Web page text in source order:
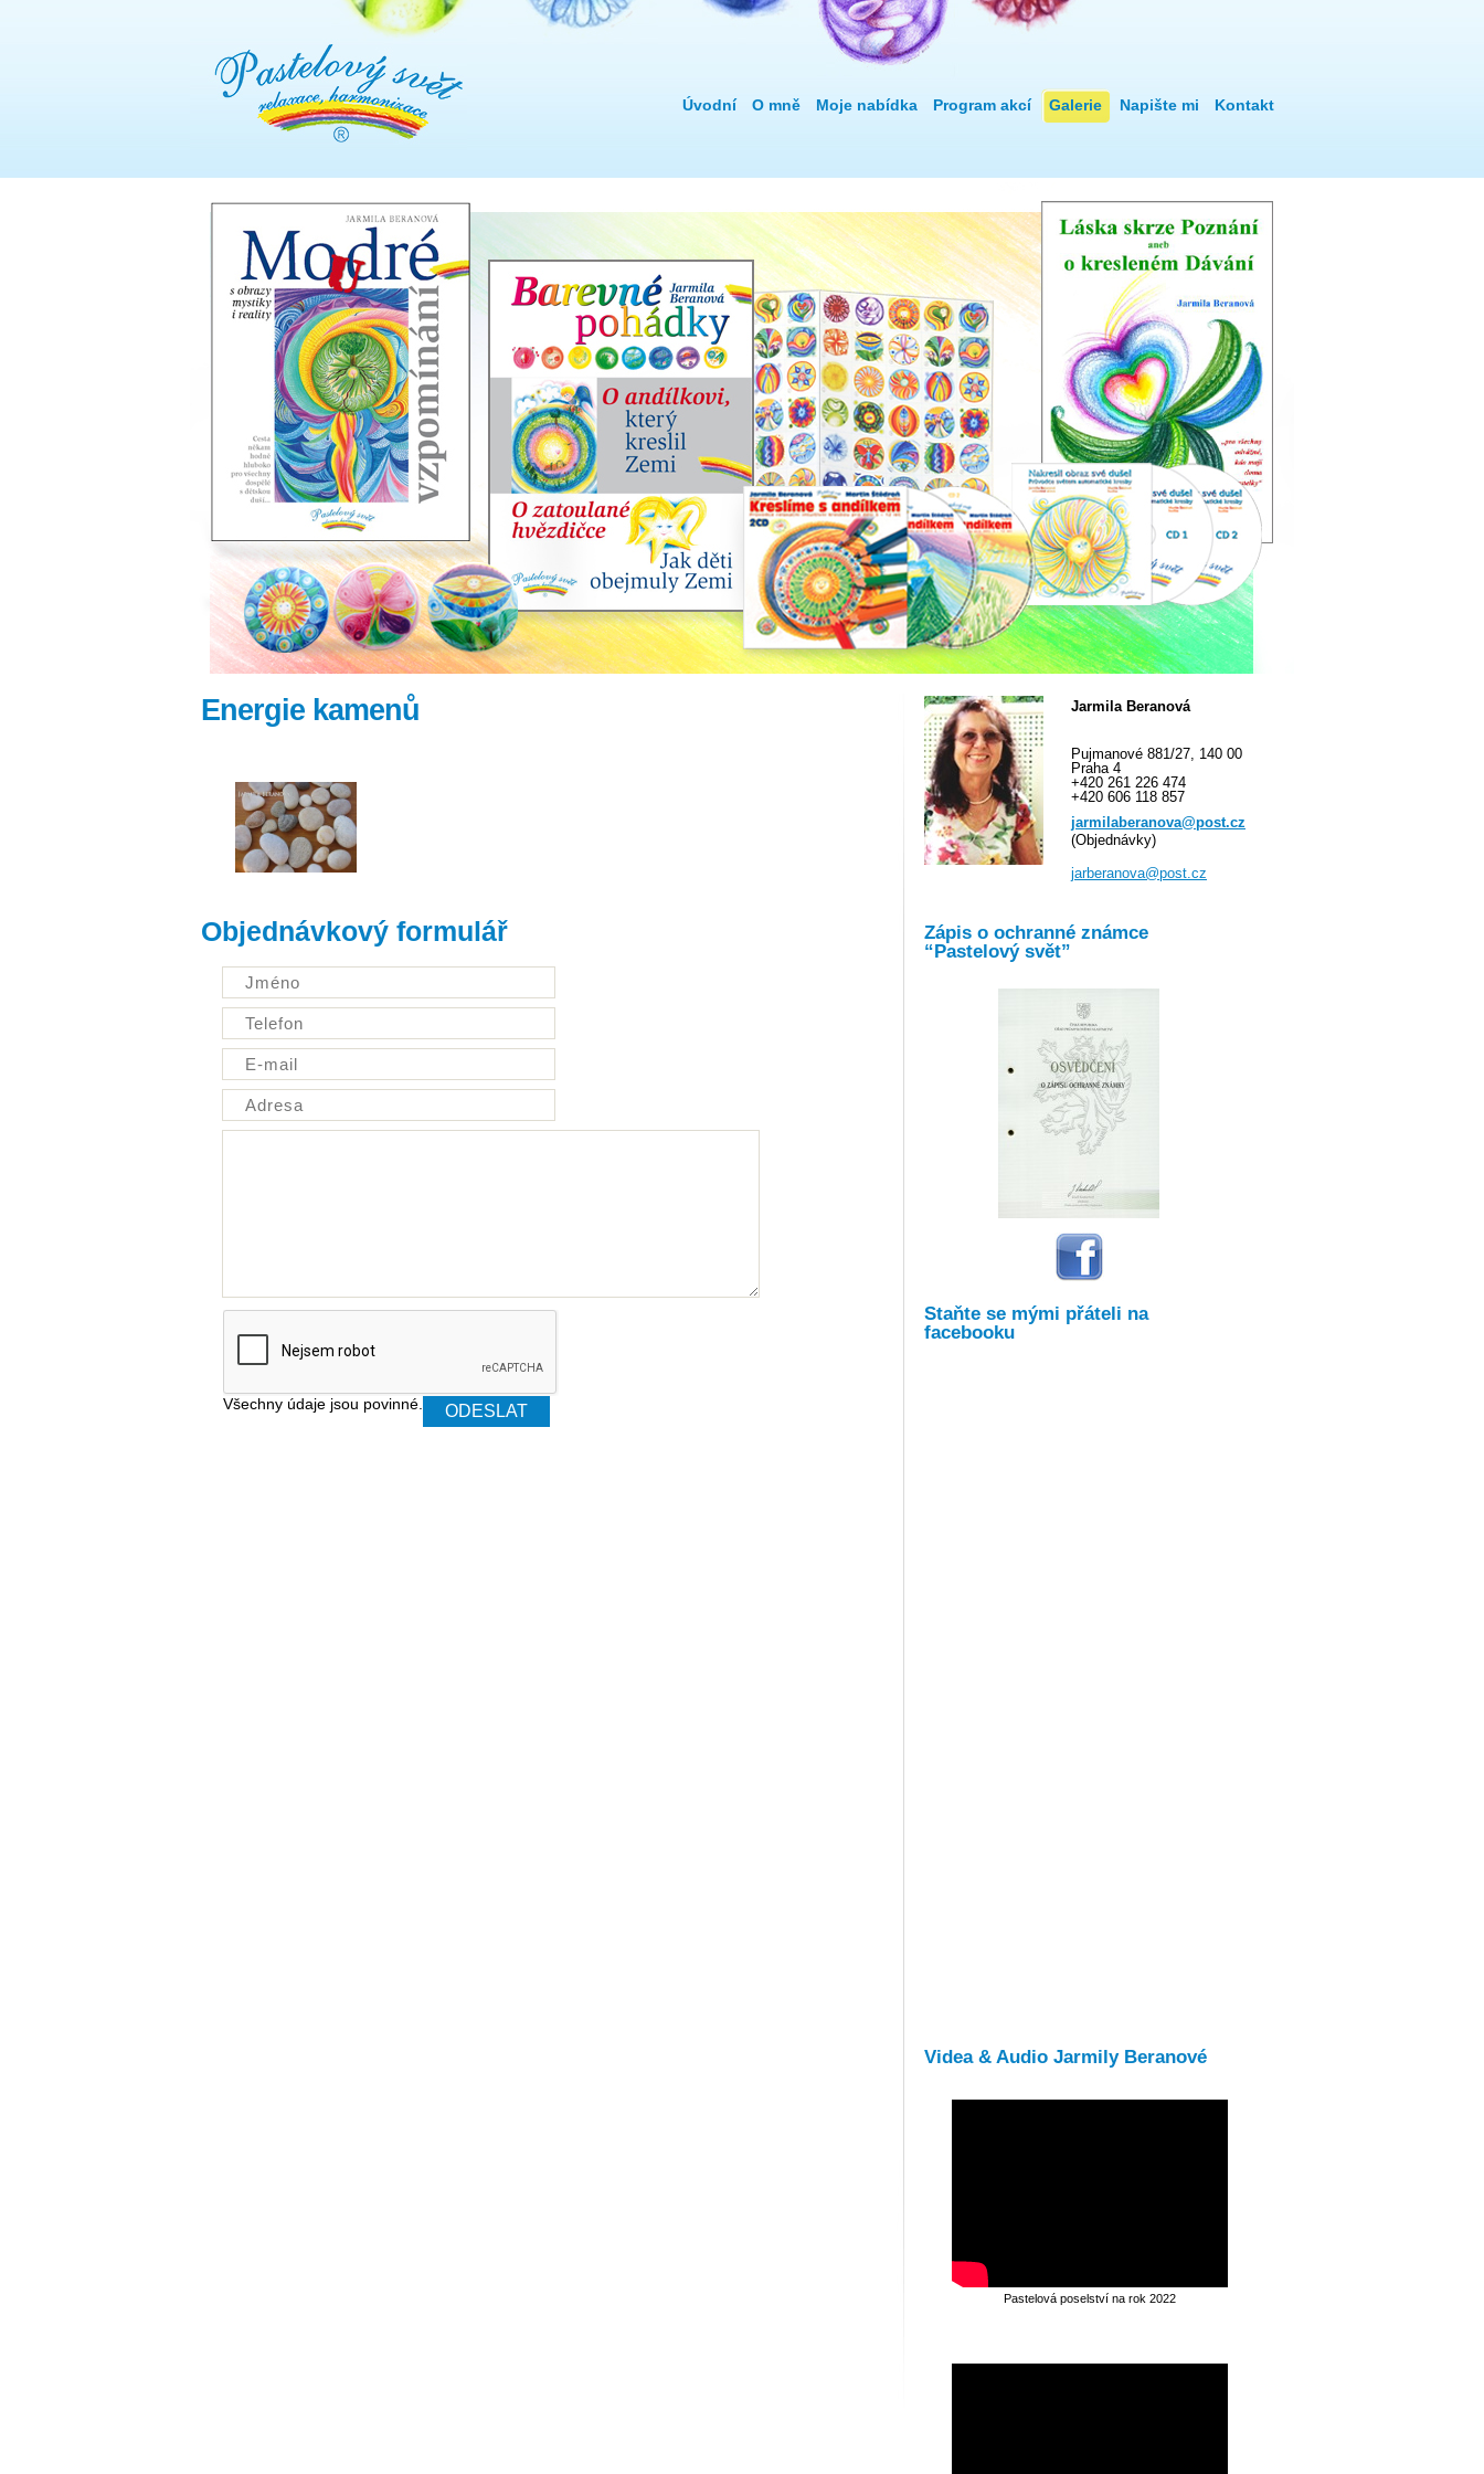
Úvodní O mně Moje nabídka Program akcí Galerie Napište mi Kontakt
Energie kamenů
Objednávkový formulář
Všechny údaje jsou povinné.
Jarmila Beranová
Pujmanové 881/27, 140 00
Praha 4
+420 261 226 474
+420 606 118 857
jarmilaberanova@post.cz
(Objednávky)
jarberanova@post.cz
Zápis o ochranné známce
“Pastelový svět”
Staňte se mými přáteli na
facebooku
Videa & Audio Jarmily Beranové
Pastelová poselství na rok 2022